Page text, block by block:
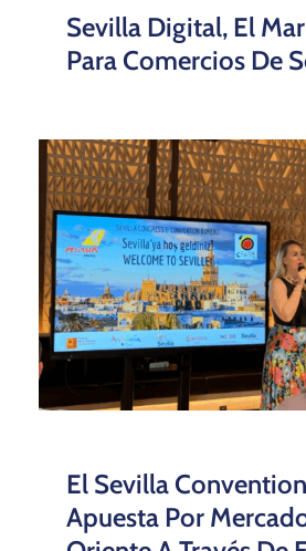
Sevilla Digital, El
Para Comercios De
El Sevilla
Apuesta Por